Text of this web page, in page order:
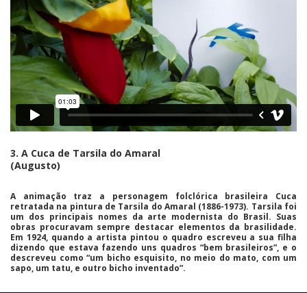
3. A Cuca de Tarsila do Amaral
(Augusto)
A animação traz a personagem folclórica brasileira Cuca
retratada na pintura de Tarsila do Amaral (1886-1973). Tarsila foi
um dos principais nomes da arte modernista do Brasil. Suas
obras procuravam sempre destacar elementos da brasilidade.
Em 1924, quando a artista pintou o quadro escreveu a sua filha
dizendo que estava fazendo uns quadros “bem brasileiros”, e o
descreveu como “um bicho esquisito, no meio do mato, com um
sapo, um tatu, e outro bicho inventado”.